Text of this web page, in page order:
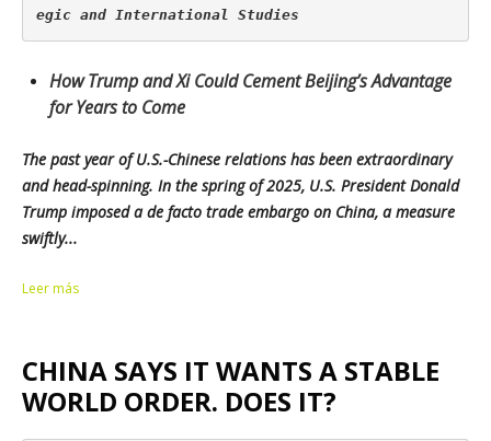
egic and International Studies
How Trump and Xi Could Cement Beijing’s Advantage
for Years to Come
The past year of U.S.-Chinese relations has been extraordinary
and head-spinning. In the spring of 2025, U.S. President Donald
Trump imposed a de facto trade embargo on China, a measure
swiftly...
Leer más
CHINA SAYS IT WANTS A STABLE
WORLD ORDER. DOES IT?